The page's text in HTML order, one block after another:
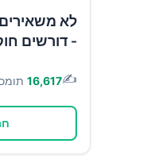
לא
- דורשים
✍️
16,617